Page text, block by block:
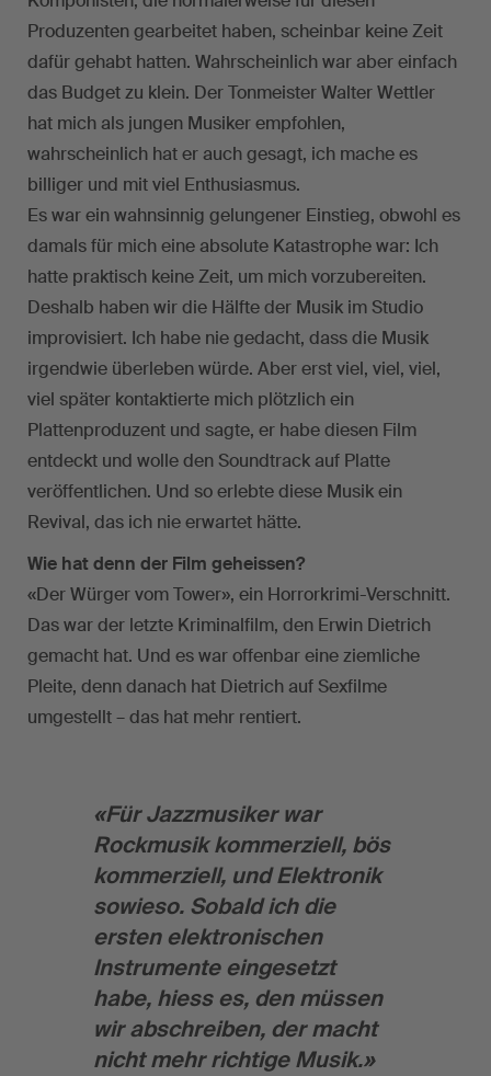
Produzenten gearbeitet haben, scheinbar keine Zeit
dafür gehabt hatten. Wahrscheinlich war aber einfach
das Budget zu klein. Der Tonmeister Walter Wettler
hat mich als jungen Musiker empfohlen,
wahrscheinlich hat er auch gesagt, ich mache es
billiger und mit viel Enthusiasmus.
Es war ein wahnsinnig gelungener Einstieg, obwohl es
damals für mich eine absolute Katastrophe war: Ich
hatte praktisch keine Zeit, um mich vorzubereiten.
Deshalb haben wir die Hälfte der Musik im Studio
improvisiert. Ich habe nie gedacht, dass die Musik
irgendwie überleben würde. Aber erst viel, viel, viel,
viel später kontaktierte mich plötzlich ein
Plattenproduzent und sagte, er habe diesen Film
entdeckt und wolle den Soundtrack auf Platte
veröffentlichen. Und so erlebte diese Musik ein
Revival, das ich nie erwartet hätte.
Wie hat denn der Film geheissen?
«Der Würger vom Tower», ein Horrorkrimi-Verschnitt.
Das war der letzte Kriminalfilm, den Erwin Dietrich
gemacht hat. Und es war offenbar eine ziemliche
Pleite, denn danach hat Dietrich auf Sexfilme
umgestellt – das hat mehr rentiert.
«Für Jazzmusiker war
Rockmusik kommerziell, bös
kommerziell, und Elektronik
sowieso. Sobald ich die
ersten elektronischen
Instrumente eingesetzt
habe, hiess es, den müssen
wir abschreiben, der macht
nicht mehr richtige Musik.»